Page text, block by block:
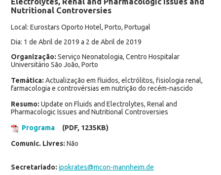
Nutritional Controversies
Local: Eurostars Oporto Hotel, Porto, Portugal
Dia: 1 de Abril de 2019 a 2 de Abril de 2019
Organização: Serviço Neonatologia, Centro Hospitalar
Universitário São João, Porto
Temática: Actualização em fluidos, elctrólitos, fisiologia renal,
farmacologia e controvérsias em nutrição do recém-nascido
Resumo: Update on Fluids and Electrolytes, Renal and
Pharmacologic Issues and Nutritional Controversies
Programa
(PDF, 1235KB)
Comunic. Livres: Não
Secretariado: ipokrates@mcon-mannheim.de